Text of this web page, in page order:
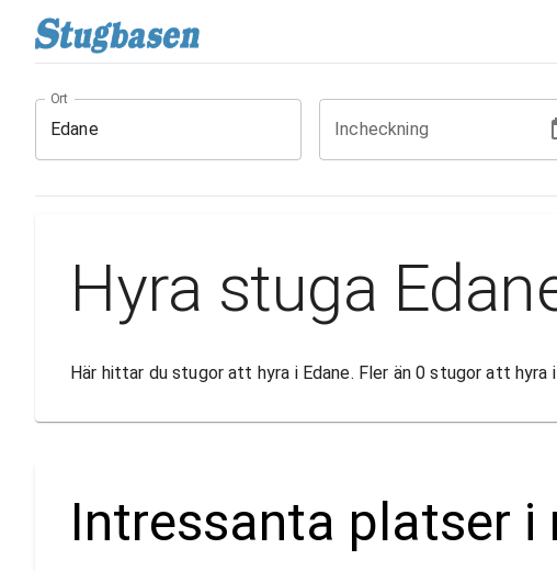
Ort
Incheckning
Hyra stuga
Här hittar du stugor att hyra i Edane. Fler än 0 stugor att hyra
Intressanta platser i